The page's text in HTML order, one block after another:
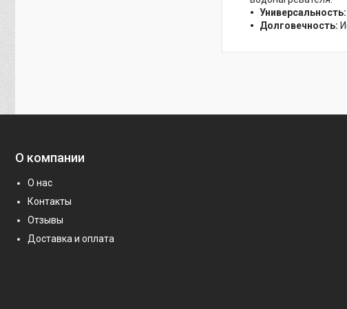
Универсальность:
Долговечность:
О компании
О нас
Контакты
Отзывы
Доставка и оплата